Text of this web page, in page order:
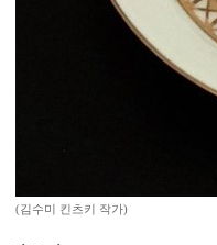
(김수미 킨츠키 작가)